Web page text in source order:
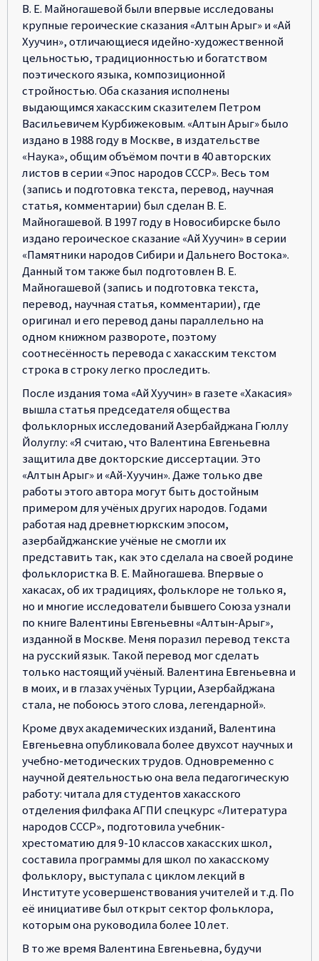
В. Е. Майногашевой были впервые исследованы
крупные героические сказания «Алтын Арыг» и «Ай
Хуучин», отличающиеся идейно-художественной
цельностью, традиционностью и богатством
поэтического языка, композиционной
стройностью. Оба сказания исполнены
выдающимся хакасским сказителем Петром
Васильевичем Курбижековым. «Алтын Арыг» было
издано в 1988 году в Москве, в издательстве
«Наука», общим объёмом почти в 40 авторских
листов в серии «Эпос народов СССР». Весь том
(запись и подготовка текста, перевод, научная
статья, комментарии) был сделан В. Е.
Майногашевой. В 1997 году в Новосибирске было
издано героическое сказание «Ай Хуучин» в серии
«Памятники народов Сибири и Дальнего Востока».
Данный том также был подготовлен В. Е.
Майногашевой (запись и подготовка текста,
перевод, научная статья, комментарии), где
оригинал и его перевод даны параллельно на
одном книжном развороте, поэтому
соотнесённость перевода с хакасским текстом
строка в строку легко проследить.
После издания тома «Ай Хуучин» в газете «Хакасия»
вышла статья председателя общества
фольклорных исследований Азербайджана Гюллу
Йолуглу: «Я считаю, что Валентина Евгеньевна
защитила две докторские диссертации. Это
«Алтын Арыг» и «Ай-Хуучин». Даже только две
работы этого автора могут быть достойным
примером для учёных других народов. Годами
работая над древнетюркским эпосом,
азербайджанские учёные не смогли их
представить так, как это сделала на своей родине
фольклористка В. Е. Майногашева. Впервые о
хакасах, об их традициях, фольклоре не только я,
но и многие исследователи бывшего Союза узнали
по книге Валентины Евгеньевны «Алтын-Арыг»,
изданной в Москве. Меня поразил перевод текста
на русский язык. Такой перевод мог сделать
только настоящий учёный. Валентина Евгеньевна и
в моих, и в глазах учёных Турции, Азербайджана
стала, не побоюсь этого слова, легендарной».
Кроме двух академических изданий, Валентина
Евгеньевна опубликовала более двухсот научных и
учебно-методических трудов. Одновременно с
научной деятельностью она вела педагогическую
работу: читала для студентов хакасского
отделения филфака АГПИ спецкурс «Литература
народов СССР», подготовила учебник-
хрестоматию для 9-10 классов хакасских школ,
составила программы для школ по хакасскому
фольклору, выступала с циклом лекций в
Институте усовершенствования учителей и т.д. По
её инициативе был открыт сектор фольклора,
которым она руководила более 10 лет.
В то же время Валентина Евгеньевна, будучи